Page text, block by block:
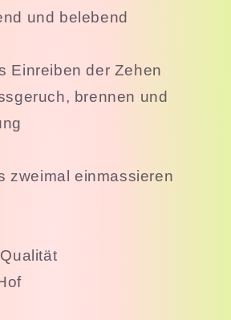
und belebend
Einreiben der Zehen
brennen und
zweimal einmassieren